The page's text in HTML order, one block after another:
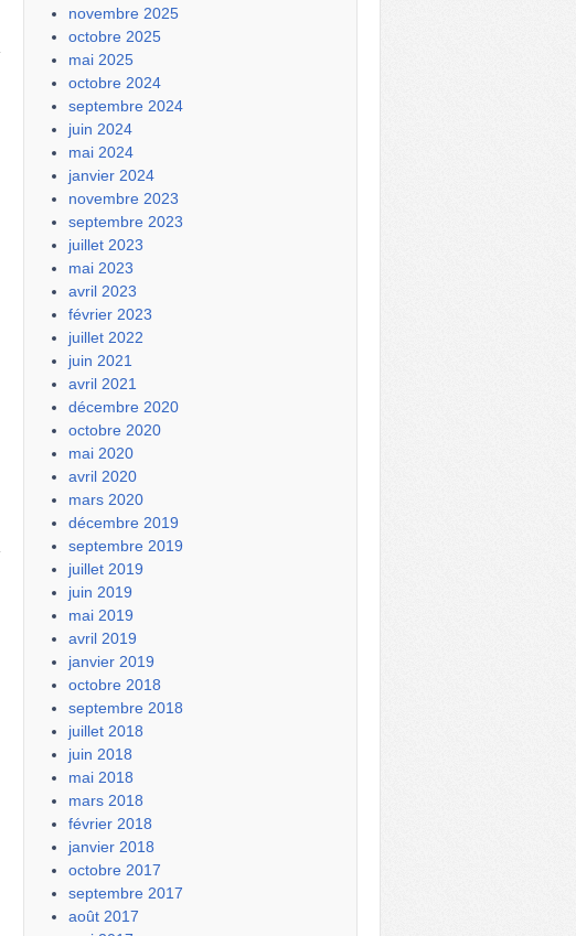
novembre 2025
octobre 2025
mai 2025
octobre 2024
septembre 2024
juin 2024
mai 2024
janvier 2024
novembre 2023
septembre 2023
juillet 2023
mai 2023
avril 2023
février 2023
juillet 2022
juin 2021
avril 2021
décembre 2020
octobre 2020
mai 2020
avril 2020
mars 2020
décembre 2019
septembre 2019
juillet 2019
juin 2019
mai 2019
avril 2019
janvier 2019
octobre 2018
septembre 2018
juillet 2018
juin 2018
mai 2018
mars 2018
février 2018
janvier 2018
octobre 2017
septembre 2017
août 2017